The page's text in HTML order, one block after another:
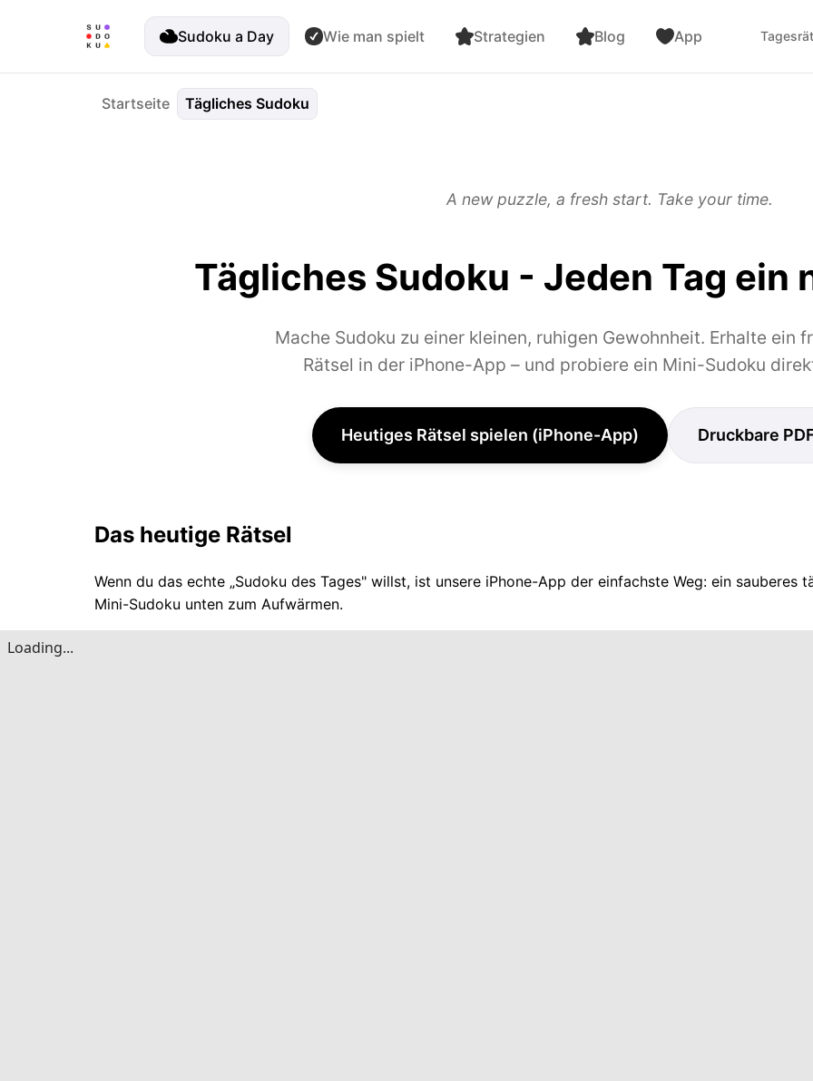
Sudoku a Day Wie man spielt Strategien Blog App
Startseite Tägliches Sudoku
A new puzzle, a fresh start. Take your time.
Tägliches Sudoku - Jeden Tag ein
Mache Sudoku zu einer kleinen, ruhigen Gewohnheit. Erhalte ein
Rätsel in der iPhone-App – und probiere ein Mini-Sudoku
Heutiges Rätsel spielen (iPhone-App) Druckbare
Das heutige Rätsel
Wenn du das echte „Sudoku des Tages" willst, ist unsere iPhone-App der einfachste Weg: ein
Mini-Sudoku unten zum Aufwärmen.